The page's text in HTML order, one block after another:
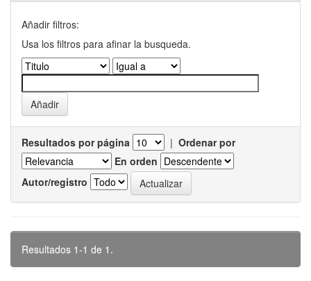
Añadir filtros:
Usa los filtros para afinar la busqueda.
Resultados por página | Ordenar por
En orden
Autor/registro
Resultados 1-1 de 1.